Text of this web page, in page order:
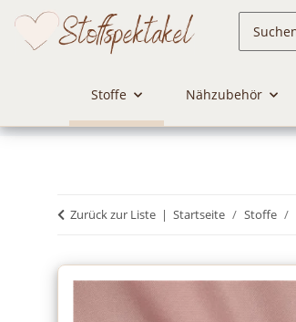
Stoffe Nähzubehör
Zurück zur Liste Startseite Stoffe